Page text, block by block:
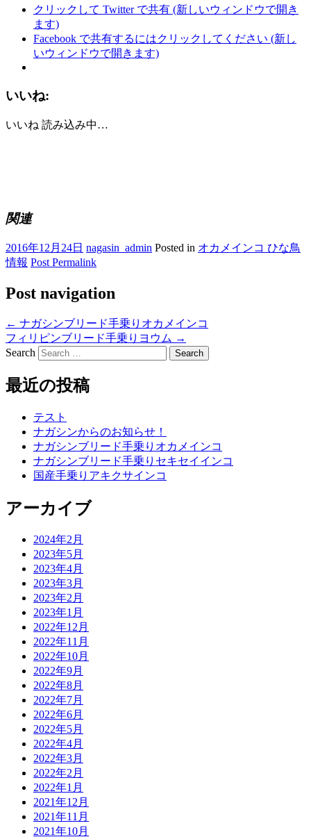
クリックして Twitter で共有 (新しいウィンドウで開き
ます)
Facebook で共有するにはクリックしてください (新し
いウィンドウで開きます)
いいね:
いいね 読み込み中…
関連
2016年12月24日 nagasin_admin Posted in オカメインコ ひな鳥
情報 Post Permalink
Post navigation
← ナガシンブリード手乗りオカメインコ
フィリピンブリード手乗りヨウム →
Search
最近の投稿
テスト
ナガシンからのお知らせ！
ナガシンブリード手乗りオカメインコ
ナガシンブリード手乗りセキセイインコ
国産手乗りアキクサインコ
アーカイブ
2024年2月
2023年5月
2023年4月
2023年3月
2023年2月
2023年1月
2022年12月
2022年11月
2022年10月
2022年9月
2022年8月
2022年7月
2022年6月
2022年5月
2022年4月
2022年3月
2022年2月
2022年1月
2021年12月
2021年11月
2021年10月